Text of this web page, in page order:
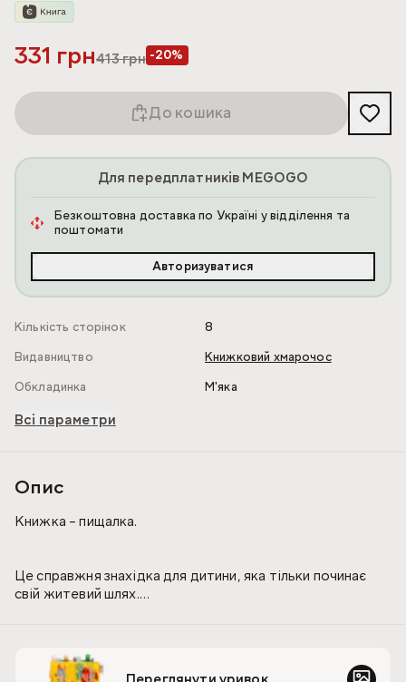
331 грн413грн -20%
До кошика
Для передплатників MEGOGO
Безкоштовна доставка по Україні у відділення та
поштомати
Авторизуватися
Кількість сторінок
8
Видавництво
Книжковий хмарочос
Обкладинка
М'яка
Всі параметри
Опис
Книжка – пищалка.
Це справжня знаxідка для дитини, яка тільки починає
свій житевий шляx.